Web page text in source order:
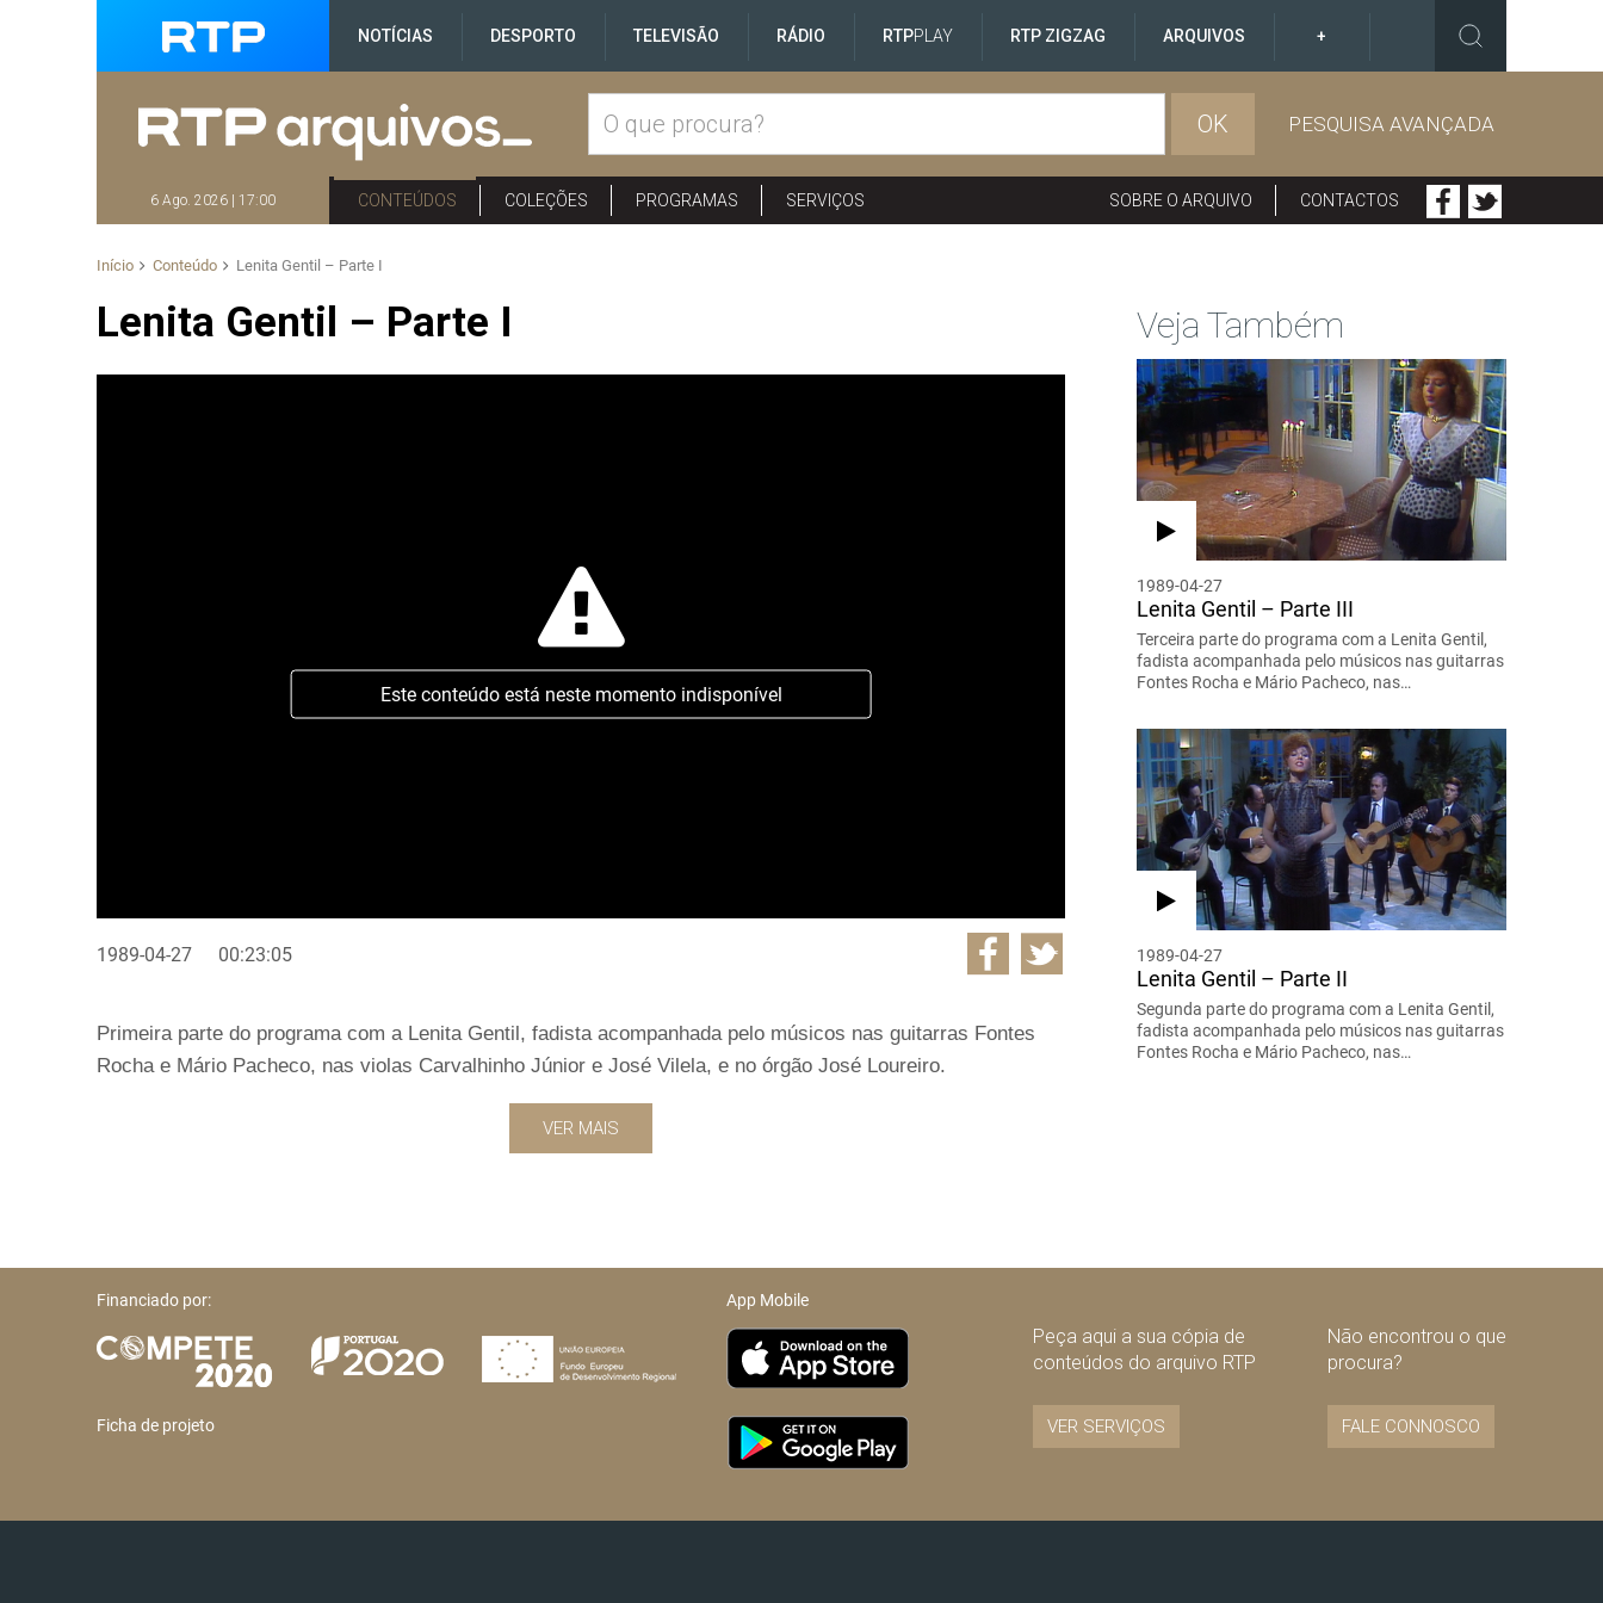
NOTÍCIAS DESPORTO TELEVISÃO RÁDIO RTPPLAY RTP ZIGZAG ARQUIVOS +
OK PESQUISA AVANÇADA
6 Ago. 2026 | 17:00 CONTEÚDOS COLEÇÕES PROGRAMAS SERVIÇOS SOBRE O ARQUIVO CONTACTOS
Início Conteúdo Lenita Gentil – Parte I
Lenita Gentil – Parte I
Este conteúdo está neste momento indisponível
1989-04-27 00:23:05
Primeira parte do programa com a Lenita Gentil, fadista acompanhada pelo músicos nas guitarras Fontes
Rocha e Mário Pacheco, nas violas Carvalhinho Júnior e José Vilela, e no órgão José Loureiro.
VER MAIS
Veja Também
1989-04-27
Lenita Gentil – Parte III
Terceira parte do programa com a Lenita Gentil,
fadista acompanhada pelo músicos nas guitarras
Fontes Rocha e Mário Pacheco, nas…
1989-04-27
Lenita Gentil – Parte II
Segunda parte do programa com a Lenita Gentil,
fadista acompanhada pelo músicos nas guitarras
Fontes Rocha e Mário Pacheco, nas…
Financiado por:
Ficha de projeto
App Mobile
Peça aqui a sua cópia de
conteúdos do arquivo RTP
VER SERVIÇOS
Não encontrou o que
procura?
FALE CONNOSCO